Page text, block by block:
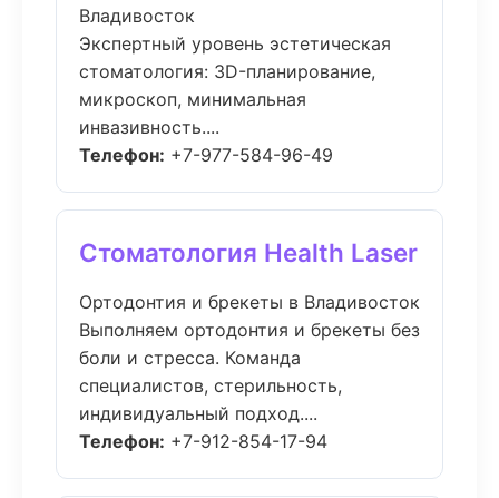
Владивосток
Экспертный уровень эстетическая
стоматология: 3D-планирование,
микроскоп, минимальная
инвазивность....
Телефон: +7-977-584-96-49
Стоматология Health Laser
Ортодонтия и брекеты в Владивосток
Выполняем ортодонтия и брекеты без
боли и стресса. Команда
специалистов, стерильность,
индивидуальный подход....
Телефон: +7-912-854-17-94